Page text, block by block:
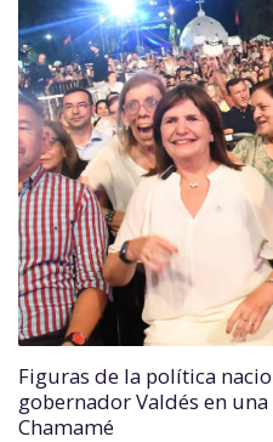
Figuras de la política
gobernador Valdés en
Chamamé